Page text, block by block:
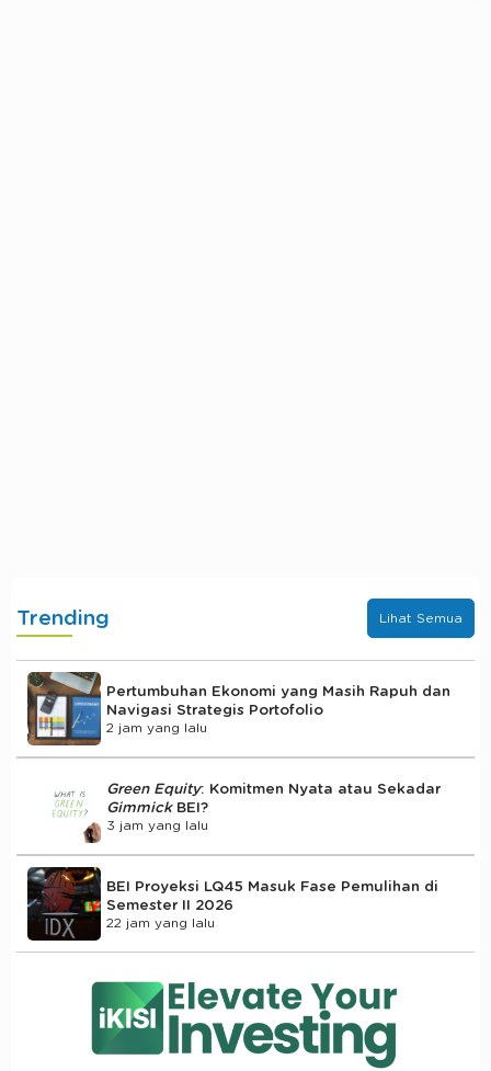
Trending Lihat Semua
Pertumbuhan Ekonomi yang Masih Rapuh dan
Navigasi Strategis Portofolio
2 jam yang lalu
Green Equity: Komitmen Nyata atau Sekadar
Gimmick BEI?
3 jam yang lalu
BEI Proyeksi LQ45 Masuk Fase Pemulihan di
Semester II 2026
22 jam yang lalu